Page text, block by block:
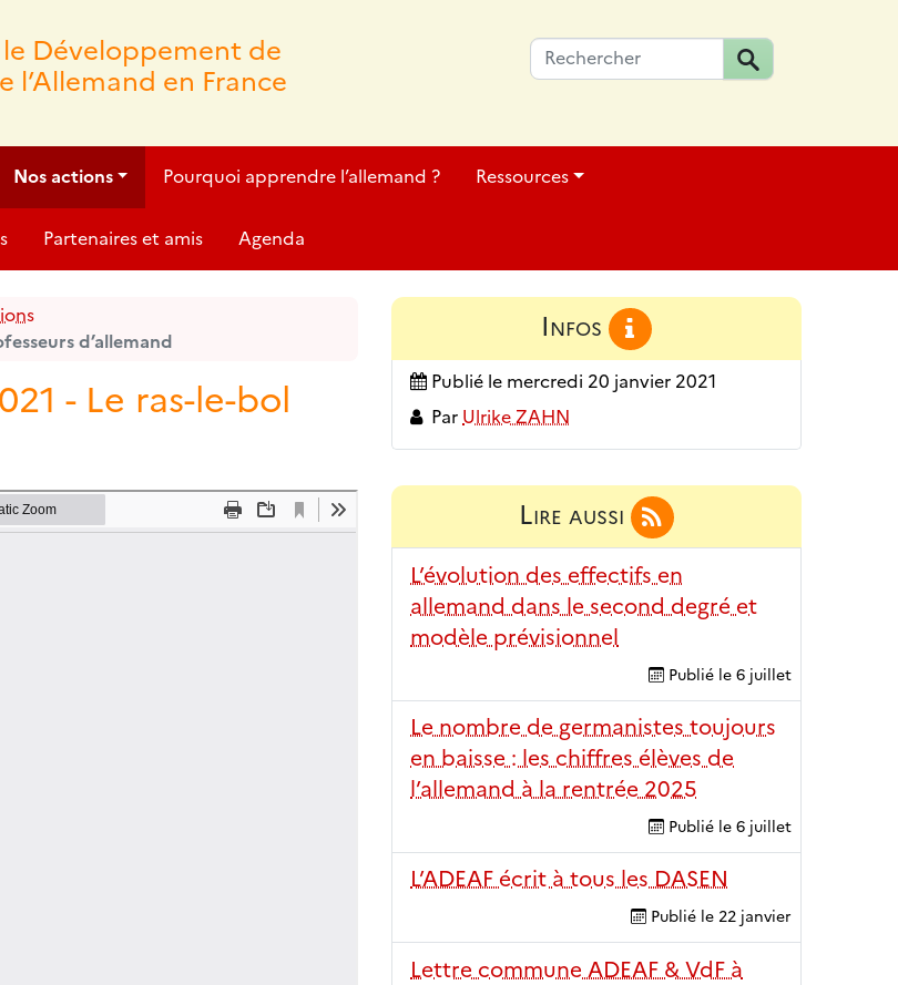
Développement de
l’Allemand en France
Nos actions Pourquoi apprendre l’allemand ? Ressources
Partenaires et amis Agenda
d’allemand
- Le ras-le-bol
Infos
Publié le mercredi 20 janvier 2021
Par Ulrike ZAHN
Lire aussi
L’évolution des effectifs en
allemand dans le second degré et
modèle prévisionnel
Publié le 6 juillet
Le nombre de germanistes toujours
en baisse : les chiffres élèves de
l’allemand à la rentrée 2025
Publié le 6 juillet
L’ADEAF écrit à tous les DASEN
Publié le 22 janvier
Lettre commune ADEAF & VdF à